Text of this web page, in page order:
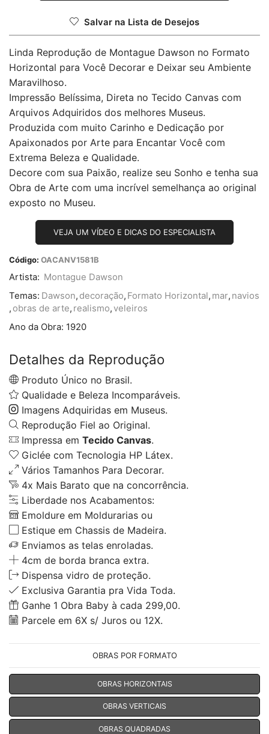
Salvar na Lista de Desejos
Linda Reprodução de Montague Dawson no Formato
Horizontal para Você Decorar e Deixar seu Ambiente
Maravilhoso.
Impressão Belíssima, Direta no Tecido Canvas com
Arquivos Adquiridos dos melhores Museus.
Produzida com muito Carinho e Dedicação por
Apaixonados por Arte para Encantar Você com
Extrema Beleza e Qualidade.
Decore com sua Paixão, realize seu Sonho e tenha sua
Obra de Arte com uma incrível semelhança ao original
exposto no Museu.
VEJA UM VÍDEO E DICAS DO ESPECIALISTA
Código: OACANV1581B
Artista: Montague Dawson
Temas: Dawson, decoração, Formato Horizontal, mar, navios
, obras de arte, realismo,veleiros
Ano da Obra: 1920
Detalhes da Reprodução
Produto Único no Brasil.
Qualidade e Beleza Incomparáveis.
Imagens Adquiridas em Museus.
Reprodução Fiel ao Original.
Impressa em Tecido Canvas.
Giclée com Tecnologia HP Látex.
Vários Tamanhos Para Decorar.
4x Mais Barato que na concorrência.
Liberdade nos Acabamentos:
Emoldure em Moldurarias ou
Estique em Chassis de Madeira.
Enviamos as telas enroladas.
4cm de borda branca extra.
Dispensa vidro de proteção.
Exclusiva Garantia pra Vida Toda.
Ganhe 1 Obra Baby à cada 299,00.
Parcele em 6X s/ Juros ou 12X.
OBRAS POR FORMATO
OBRAS HORIZONTAIS
OBRAS VERTICAIS
OBRAS QUADRADAS